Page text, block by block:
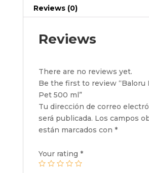
Reviews (0)
Reviews
There are no reviews yet.
Be the first to review “Baloru
Pet 500 ml”
Tu dirección de correo
será publicada. Los campos
están marcados con *
Your rating *